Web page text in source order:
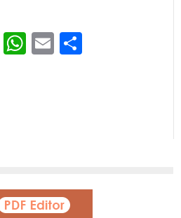
LinkedIn
WhatsApp
Email